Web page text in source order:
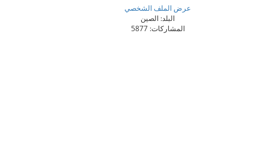
عرض الملف الشخصي
البلد: الصين
المشاركات: 5877